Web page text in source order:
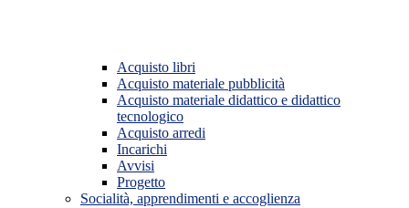
Acquisto libri
Acquisto materiale pubblicità
Acquisto materiale didattico e didattico
tecnologico
Acquisto arredi
Incarichi
Avvisi
Progetto
Socialità, apprendimenti e accoglienza